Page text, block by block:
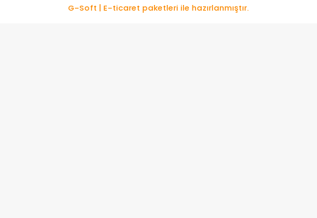
G-Soft | E-ticaret paketleri ile hazırlanmıştır.